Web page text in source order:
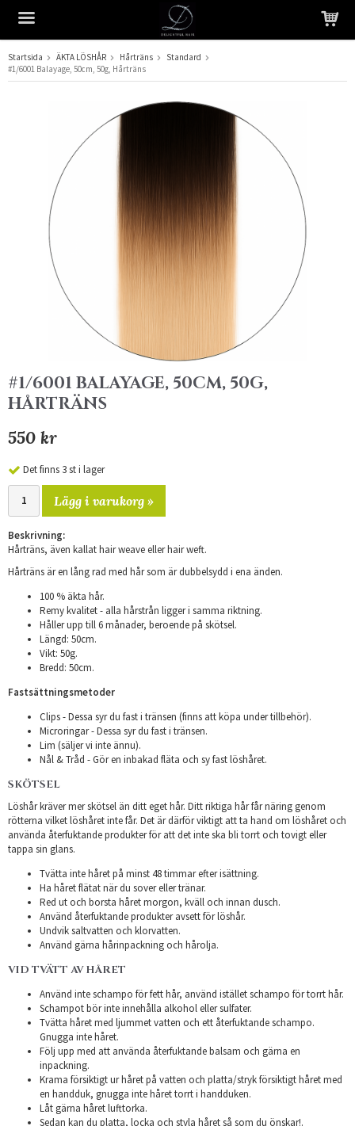
Produkten har blivit tillagd i varukorgen
Startsida ÄKTA LÖSHÅR Hårträns
Standard
#1/6001 Balayage, 50cm, 50g, Hårträns
#1/6001 BALAYAGE, 50CM, 50G,
HÅRTRÄNS
550 kr
Det finns 3 st i lager
Lägg i varukorg »
Beskrivning:
Hårträns, även kallat hair weave eller hair weft.
Hårträns är en lång rad med hår som är dubbelsydd i ena änden.
100 % äkta hår.
Remy kvalitet - alla hårstrån ligger i samma riktning.
Håller upp till 6 månader, beroende på skötsel.
Längd: 50cm.
Vikt: 50g.
Bredd: 50cm.
Fastsättningsmetoder
Clips - Dessa syr du fast i tränsen (finns att köpa under tillbehör).
Microringar - Dessa syr du fast i tränsen.
Lim (säljer vi inte ännu).
Nål & Tråd - Gör en inbakad fläta och sy fast löshåret.
SKÖTSEL
Löshår kräver mer skötsel än ditt eget hår. Ditt riktiga hår får näring genom
rötterna vilket löshåret inte får. Det är därför viktigt att ta hand om löshåret och
använda återfuktande produkter för att det inte ska bli torrt och tovigt eller
tappa sin glans.
Tvätta inte håret på minst 48 timmar efter isättning.
Ha håret flätat när du sover eller tränar.
Red ut och borsta håret morgon, kväll och innan dusch.
Använd återfuktande produkter avsett för löshår.
Undvik saltvatten och klorvatten.
Använd gärna hårinpackning och hårolja.
VID TVÄTT AV HÅRET
Använd inte schampo för fett hår, använd istället schampo för torrt hår.
Schampot bör inte innehålla alkohol eller sulfater.
Tvätta håret med ljummet vatten och ett återfuktande schampo.
Gnugga inte håret.
Följ upp med att använda återfuktande balsam och gärna en
inpackning.
Krama försiktigt ur håret på vatten och platta/stryk försiktigt håret med
en handduk, gnugga inte håret torrt i handduken.
Låt gärna håret lufttorka.
Sedan kan du platta, locka och styla håret så som du önskar!.